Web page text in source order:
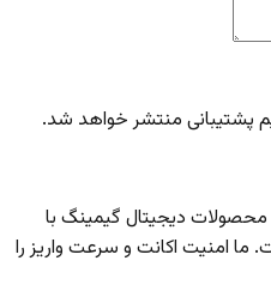
پشتیبانی منتشر خواهد شد.
دیجیتال گیمینگ با
امنیت اکانت و سرعت واریز را